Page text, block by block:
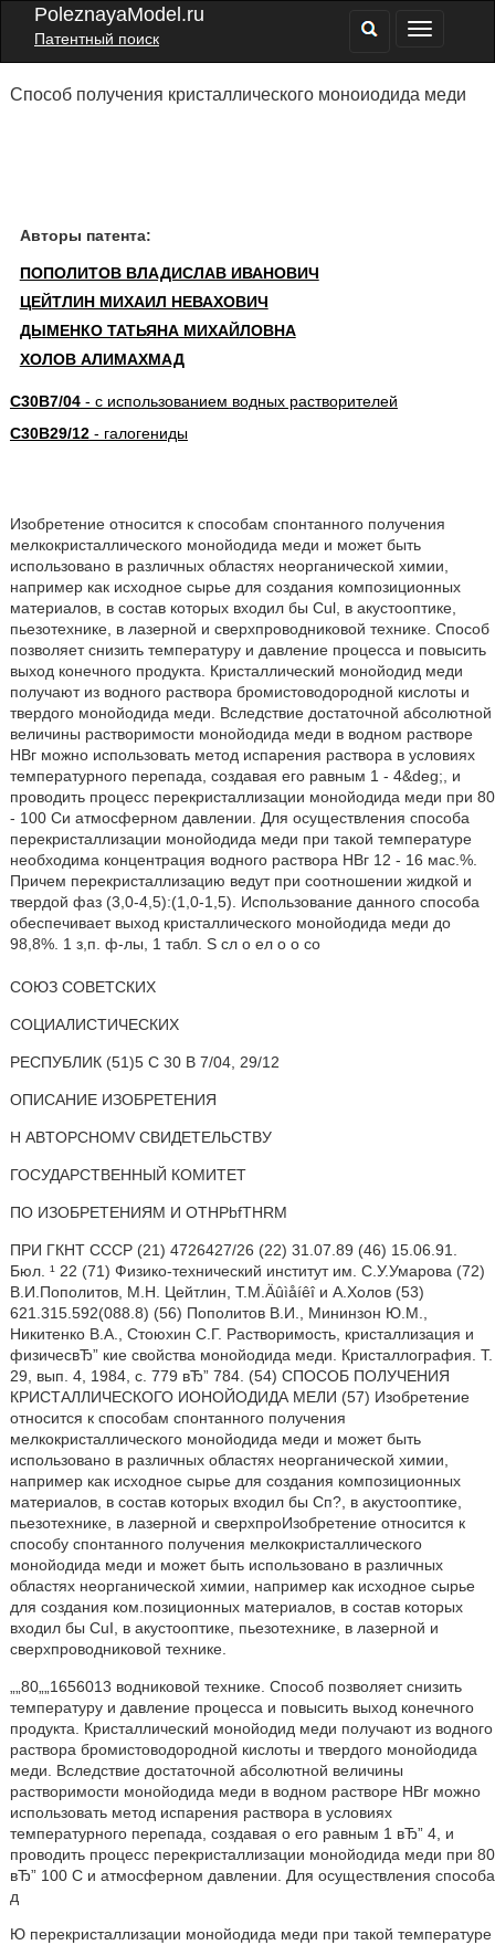
PoleznayaModel.ru
Патентный поиск
Способ получения кристаллического моноиодида меди
Авторы патента:
ПОПОЛИТОВ ВЛАДИСЛАВ ИВАНОВИЧ
ЦЕЙТЛИН МИХАИЛ НЕВАХОВИЧ
ДЫМЕНКО ТАТЬЯНА МИХАЙЛОВНА
ХОЛОВ АЛИМАХМАД
C30B7/04- с использованием водных растворителей
C30B29/12- галогениды
Изобретение относится к способам спонтанного получения
мелкокристаллического монойодида меди и может быть
использовано в различных областях неорганической химии,
например как исходное сырье для создания композиционных
материалов, в состав которых входил бы Cul, в акустооптике,
пьезотехнике, в лазерной и сверхпроводниковой технике. Способ
позволяет снизить температуру и давление процесса и повысить
выход конечного продукта. Кристаллический монойодид меди
получают из водного раствора бромистоводородной кислоты и
твердого монойодида меди. Вследствие достаточной абсолютной
величины растворимости монойодида меди в водном растворе
НВг можно использовать метод испарения раствора в условиях
температурного перепада, создавая его равным 1 - 4&deg;, и
проводить процесс перекристаллизации монойодида меди при 80
- 100 Си атмосферном давлении. Для осуществления способа
перекристаллизации монойодида меди при такой температуре
необходима концентрация водного раствора НВг 12 - 16 мас.%.
Причем перекристаллизацию ведут при соотношении жидкой и
твердой фаз (3,0-4,5):(1,0-1,5). Использование данного способа
обеспечивает выход кристаллического монойодида меди до
98,8%. 1 з,п. ф-лы, 1 табл. S сл о ел о о со
СОЮЗ СОВЕТСКИХ
СОЦИАЛИСТИЧЕСКИХ
РЕСПУБЛИК (51)5 С 30 В 7/04, 29/12
ОПИСАНИЕ ИЗОБРЕТЕНИЯ
Н ABTOPCHOMV СВИДЕТЕЛЬСТВУ
ГОСУДАРСТВЕННЫЙ КОМИТЕТ
ПО ИЗОБРЕТЕНИЯМ И OTHPbfTHRM
ПРИ ГКНТ СССР (21) 4726427/26 (22) 31.07.89 (46) 15.06.91.
Бюл. ¹ 22 (71) Физико-технический институт им. С.У.Умарова (72)
В.И.Пополитов, M.Н. Цейтлин, Т.M.Äûìåíêî и А.Холов (53)
621.315.592(088.8) (56) Пополитов В.И., Мининзон Ю.M.,
Никитенко В.А., Стоюхин С.Г. Растворимость, кристаллизация и
физичесвЂ” кие свойства монойодида меди. Кристаллография. Т.
29, вып. 4, 1984, с. 779 вЂ” 784. (54) СПОСОБ ПОЛУЧЕНИЯ
КРИСТАЛЛИЧЕСКОГО ИОНОЙОДИДА МЕЛИ (57) Изобретение
относится к способам спонтанного получения
мелкокристаллического монойодида меди и может быть
использовано в различных областях неорганической химии,
например как исходное сырье для создания композиционных
материалов, в состав которых входил бы Сп?, в акустооптике,
пьезотехнике, в лазерной и сверхпроИзобретение относится к
способу спонтанного получения мелкокристаллического
монойодида меди и может быть использовано в различных
областях неорганической химии, например как исходное сырье
для создания ком.позиционных материалов, в состав которых
входил бы CuI, в акустооптике, пьезотехнике, в лазерной и
сверхпроводниковой технике.
„„80„„1656013 водниковой технике. Способ позволяет снизить
температуру и давление процесса и повысить выход конечного
продукта. Кристаллический монойодид меди получают из водного
раствора бромистоводородной кислоты и твердого монойодида
меди. Вследствие достаточной абсолютной величины
растворимости монойодида меди в водном растворе HBr можно
использовать метод испарения раствора в условиях
температурного перепада, создавая о его равным 1 вЂ” 4, и
проводить процесс перекристаллизации монойодида меди при 80
вЂ” 100 С и атмосферном давлении. Для осуществления способа
д
Ю перекристаллизации монойодида меди при такой температуре